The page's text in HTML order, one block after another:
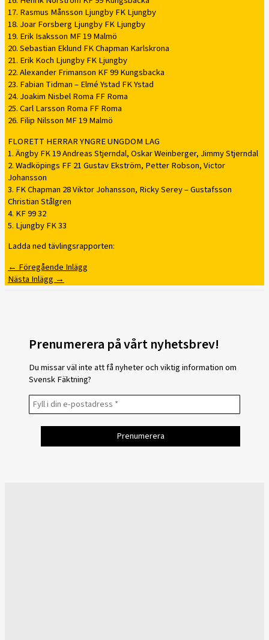
17. Rasmus Månsson Ljungby FK Ljungby
18. Joar Forsberg Ljungby FK Ljungby
19. Erik Isaksson MF 19 Malmö
20. Sebastian Eklund FK Chapman Karlskrona
21. Erik Koch Ljungby FK Ljungby
22. Alexander Frimanson KF 99 Kungsbacka
23. Fabian Tidman – Elmé Ystad FK Ystad
24. Joakim Nisbel Roma FF Roma
25. Carl Larsson Roma FF Roma
26. Filip Nilsson MF 19 Malmö
FLORETT HERRAR YNGRE UNGDOM LAG
1. Ängby FK 19 Andreas Stjerndal, Oskar Weinberger, Jimmy Stjerndal
2. Wadköpings FF 21 Gustav Ekström, Petter Robson, Victor
Johansson
3. FK Chapman 28 Viktor Johansson, Ricky Serey – Gustafsson
Christian Stålgren
4. KF 99 32
5. Ljungby FK 33
Ladda ned tävlingsrapporten:
← Föregående Inlägg
Nästa Inlägg →
Prenumerera på vårt nyhetsbrev!
Du missar väl inte att få nyheter och viktig information om
Svensk Fäktning?